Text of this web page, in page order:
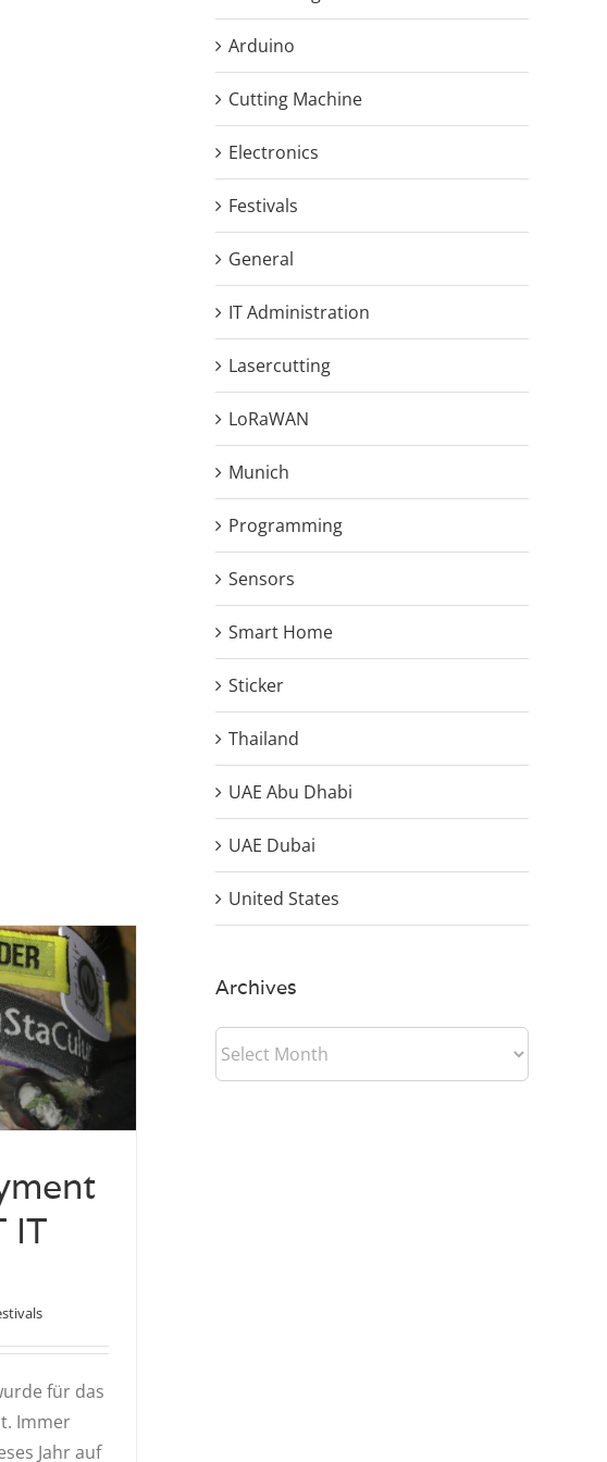
IT
für das
Immer
Jahr auf
Arduino
Cutting Machine
Electronics
Festivals
General
IT Administration
Lasercutting
LoRaWAN
Munich
Programming
Sensors
Smart Home
Sticker
Thailand
UAE Abu Dhabi
UAE Dubai
United States
Archives
Archives